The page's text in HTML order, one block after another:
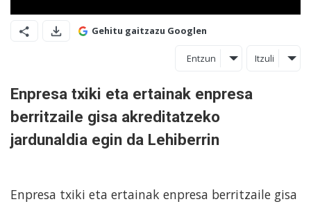
Gehitu gaitzazu Googlen
Entzun Itzuli
Enpresa txiki eta ertainak enpresa
berritzaile gisa akreditatzeko
jardunaldia egin da Lehiberrin
Enpresa txiki eta ertainak enpresa berritzaile gisa